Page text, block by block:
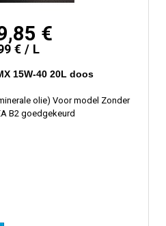
€
€ / L
15W-40 20L doos
olie) Voor model Zonder
B2 goedgekeurd